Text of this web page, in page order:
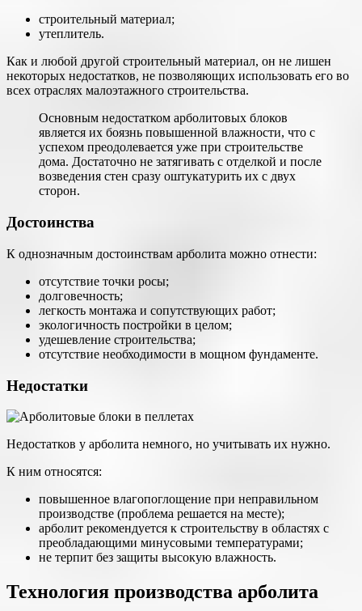
строительный материал;
утеплитель.
Как и любой другой строительный материал, он не лишен
некоторых недостатков, не позволяющих использовать его во
всех отраслях малоэтажного строительства.
Основным недостатком арболитовых блоков
является их боязнь повышенной влажности, что с
успехом преодолевается уже при строительстве
дома. Достаточно не затягивать с отделкой и после
возведения стен сразу оштукатурить их с двух
сторон.
Достоинства
К однозначным достоинствам арболита можно отнести:
отсутствие точки росы;
долговечность;
легкость монтажа и сопутствующих работ;
экологичность постройки в целом;
удешевление строительства;
отсутствие необходимости в мощном фундаменте.
Недостатки
Недостатков у арболита немного, но учитывать их нужно.
К ним относятся:
повышенное влагопоглощение при неправильном
производстве (проблема решается на месте);
арболит рекомендуется к строительству в областях с
преобладающими минусовыми температурами;
не терпит без защиты высокую влажность.
Технология производства арболита